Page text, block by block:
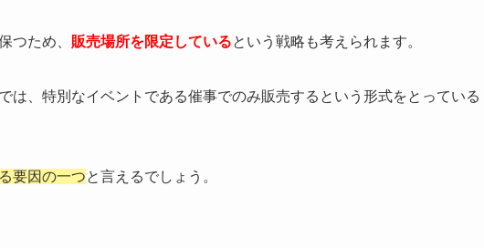
つため、 販売場所を限定しているという戦略も考えられます。
は、特別なイベントである催事でのみ販売するという形式をとっている
要因の一つと言えるでしょう。